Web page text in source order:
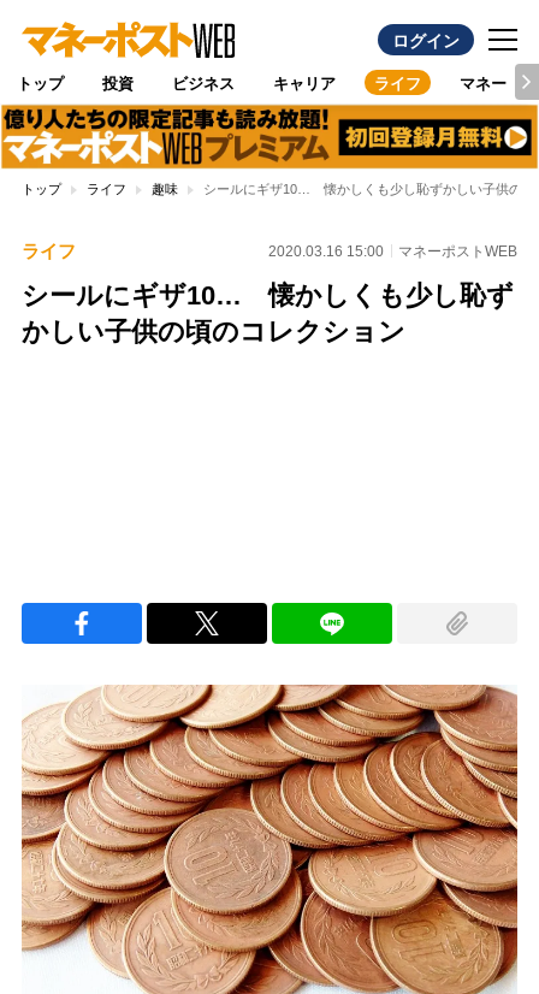
ログイン
トップ 投資 ビジネス キャリア ライフ マネー
トップ ライフ 趣味 シールにギザ10… 懐かしくも少し恥ずかしい子供の頃
ライフ 2020.03.16 15:00 マネーポストWEB
シールにギザ10… 懐かしくも少し恥ず
かしい子供の頃のコレクション